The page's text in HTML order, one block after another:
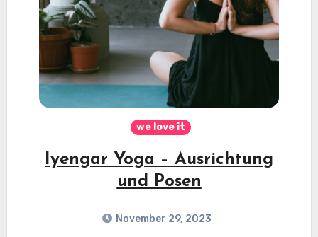
we love it
Iyengar Yoga – Ausrichtung
und Posen
November 29, 2023